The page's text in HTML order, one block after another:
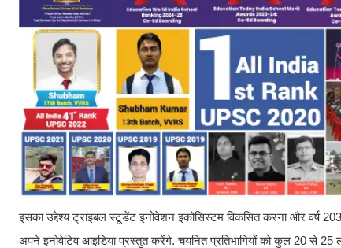
इसका उद्देश्य ट्राइबल स्टूडेंट इनोवेशन इकोसिस्टम विकसित करना और वर्ष
अपने इनोवेटिव आइडिया प्रस्तुत करेंगे. चयनित प्रतिभागियों को कुल 20 से 25